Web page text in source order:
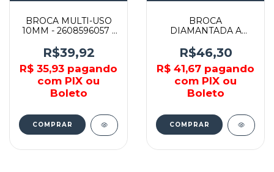
BROCA MULTI-USO
10MM - 2608596057 -
R$39,92
R$ 35,93 pagando
com PIX ou
Boleto
COMPRAR
BROCA
DIAMANTADA A
- BOSCH
R$46,30
R$ 41,67 pagando
com PIX ou
Boleto
COMPRAR